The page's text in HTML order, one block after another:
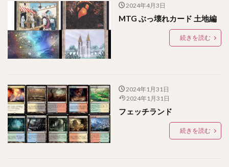
2024年4月3日
MTG ぶっ壊れカード 土地編
続きを読む
2024年1月31日
2024年1月31日
フェッチランド
続きを読む